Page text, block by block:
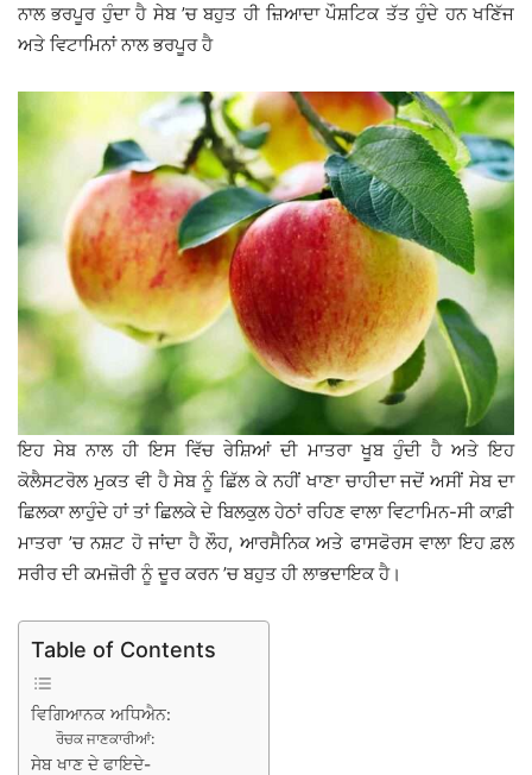
ਨਾਲ ਭਰਪੂਰ ਹੁੰਦਾ ਹੈ ਸੇਬ ’ਚ ਬਹੁਤ ਹੀ ਜ਼ਿਆਦਾ ਪੌਸ਼ਟਿਕ ਤੱਤ ਹੁੰਦੇ ਹਨ ਖਣਿੱਜ
ਅਤੇ ਵਿਟਾਮਿਨਾਂ ਨਾਲ ਭਰਪੂਰ ਹੈ
ਇਹ ਸੇਬ ਨਾਲ ਹੀ ਇਸ ਵਿੱਚ ਰੇਸ਼ਿਆਂ ਦੀ ਮਾਤਰਾ ਖੂਬ ਹੁੰਦੀ ਹੈ ਅਤੇ ਇਹ
ਕੋਲੈਸਟਰੋਲ ਮੁਕਤ ਵੀ ਹੈ ਸੇਬ ਨੂੰ ਛਿੱਲ ਕੇ ਨਹੀਂ ਖਾਣਾ ਚਾਹੀਦਾ ਜਦੋਂ ਅਸੀਂ ਸੇਬ ਦਾ
ਛਿਲਕਾ ਲਾਹੁੰਦੇ ਹਾਂ ਤਾਂ ਛਿਲਕੇ ਦੇ ਬਿਲਕੁਲ ਹੇਠਾਂ ਰਹਿਣ ਵਾਲਾ ਵਿਟਾਮਿਨ-ਸੀ ਕਾਫ਼ੀ
ਮਾਤਰਾ ’ਚ ਨਸ਼ਟ ਹੋ ਜਾਂਦਾ ਹੈ ਲੌਹ, ਆਰਸੈਨਿਕ ਅਤੇ ਫਾਸਫੋਰਸ ਵਾਲਾ ਇਹ ਫ਼ਲ
ਸਰੀਰ ਦੀ ਕਮਜ਼ੋਰੀ ਨੂੰ ਦੂਰ ਕਰਨ ’ਚ ਬਹੁਤ ਹੀ ਲਾਭਦਾਇਕ ਹੈ।
Table of Contents
ਵਿਗਿਆਨਕ ਅਧਿਐਨ:
ਰੌਚਕ ਜਾਣਕਾਰੀਆਂ:
ਸੇਬ ਖਾਣ ਦੇ ਫਾਇਦੇ-